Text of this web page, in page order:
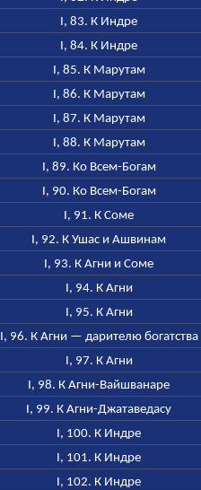
I, 83. К Индре
I, 84. К Индре
I, 85. К Марутам
I, 86. К Марутам
I, 87. К Марутам
I, 88. К Марутам
I, 89. Ко Всем-Богам
I, 90. Ко Всем-Богам
I, 91. К Соме
I, 92. К Ушас и Ашвинам
I, 93. К Агни и Соме
I, 94. К Агни
I, 95. К Агни
I, 96. К Агни — дарителю богатства
I, 97. К Агни
I, 98. К Агни-Вайшванаре
I, 99. К Агни-Джатаведасу
I, 100. К Индре
I, 101. К Индре
I, 102. К Индре